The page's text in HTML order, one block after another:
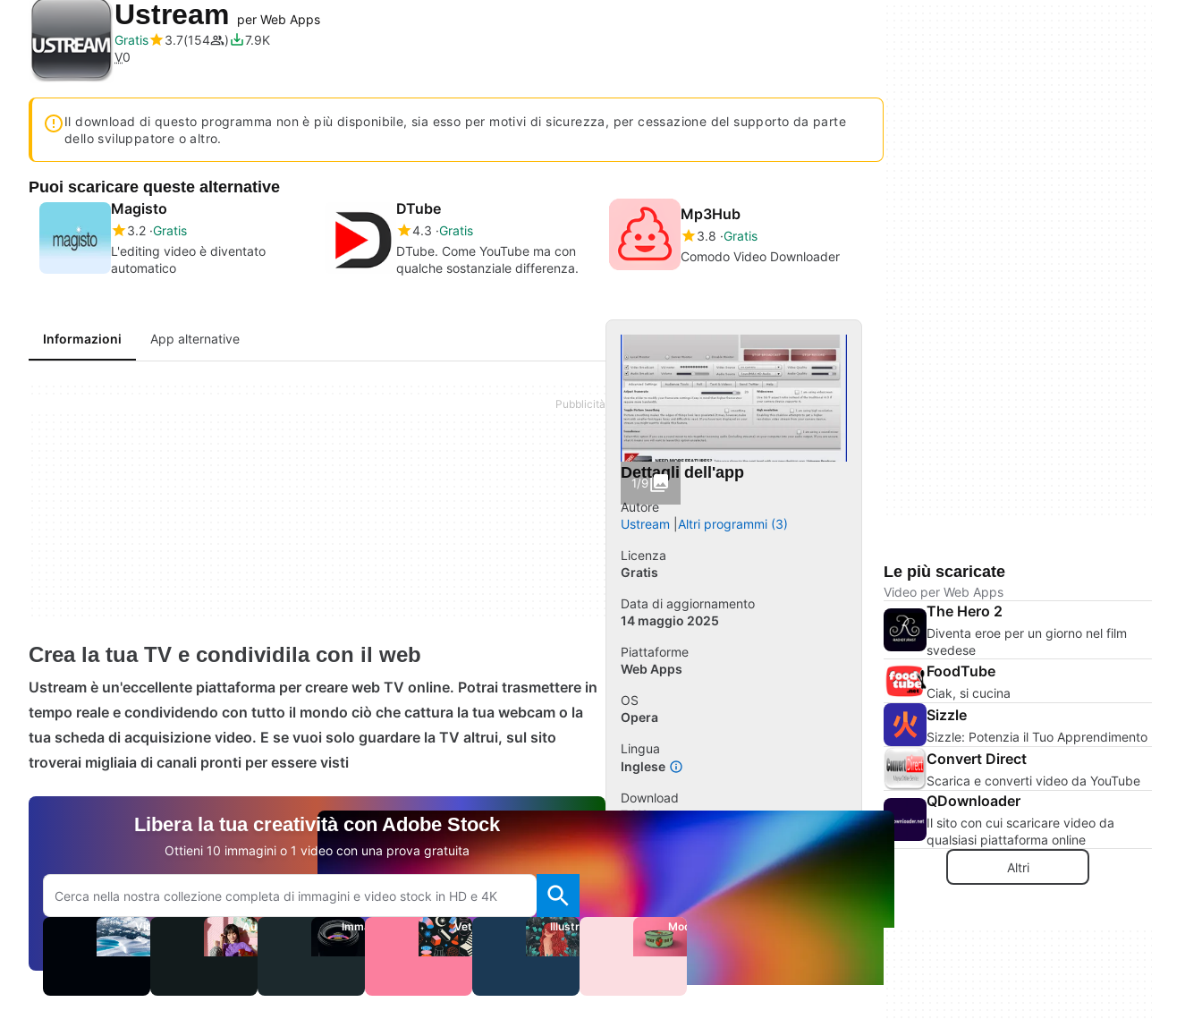
Ustream
per Web Apps
Gratis
3.7 154
7.9K
V0
Il download di questo programma non è più disponibile, sia esso per motivi di sicurezza, per cessazione del supporto da parte
dello sviluppatore o altro.
Puoi scaricare queste alternative
Magisto
3.2 Gratis
L'editing video è diventato
automatico
DTube
4.3 Gratis
DTube. Come YouTube ma con
qualche sostanziale differenza.
Mp3Hub
3.8 Gratis
Comodo Video Downloader
Informazioni App alternative
Crea la tua TV e condividila con il web
Ustream è un'eccellente piattaforma per creare web TV online. Potrai trasmettere in
tempo reale e condividendo con tutto il mondo ciò che cattura la tua webcam o la
tua scheda di acquisizione video. E se vuoi solo guardare la TV altrui, sul sito
troverai migliaia di canali pronti per essere visti
Libera la tua creatività con Adobe Stock
Ottieni 10 immagini o 1 video con una prova gratuita
Cerca sul sito Adobe.com
Video Audio Immagini Vettori Illustrazioni Modelli
1/9
Dettagli dell'app
Autore
Ustream Altri programmi (3)
Licenza
Gratis
Data di aggiornamento
14 maggio 2025
Piattaforme
Web Apps
OS
Opera
Lingua
Inglese
Download
7.9K
Aggiungi recensione
Report sul software
Le più scaricate
Video per Web Apps
The Hero 2
Diventa eroe per un giorno nel film
svedese
FoodTube
Ciak, si cucina
Sizzle
Sizzle: Potenzia il Tuo Apprendimento
Convert Direct
Scarica e converti video da YouTube
QDownloader
Il sito con cui scaricare video da
qualsiasi piattaforma online
Altri